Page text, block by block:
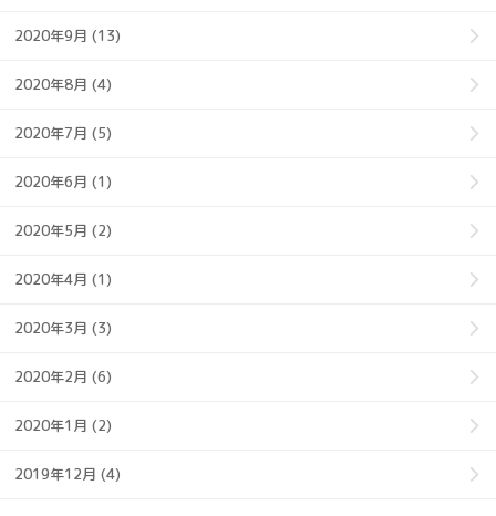
2020年9月 (13)
2020年8月 (4)
2020年7月 (5)
2020年6月 (1)
2020年5月 (2)
2020年4月 (1)
2020年3月 (3)
2020年2月 (6)
2020年1月 (2)
2019年12月 (4)